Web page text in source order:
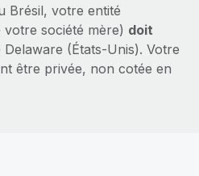
Brésil, votre entité
votre société mère) doit
(États-Unis). Votre
être privée, non cotée en